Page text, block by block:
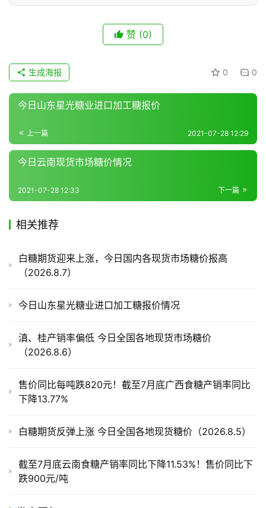
专
地
频
产
销
赞 (0)
0 0
生成海报
今日山东星光糖业进口加工糖报价
上一篇 2021-07-28 12:29
今日云南现货市场糖价情况
下一篇
2021-07-28 12:33
相关推荐
白糖期货迎来上涨，今日国内各现货市场糖价报高
（2026.8.7）
今日山东星光糖业进口加工糖报价情况
滇、桂产销率偏低 今日全国各地现货市场糖价
（2026.8.6）
售价同比每吨跌820元！截至7月底广西食糖产销率同比
下降13.77%
白糖期货反弹上涨 今日全国各地现货糖价（2026.8.5）
截至7月底云南食糖产销率同比下降11.53%！售价同比下
跌900元/吨